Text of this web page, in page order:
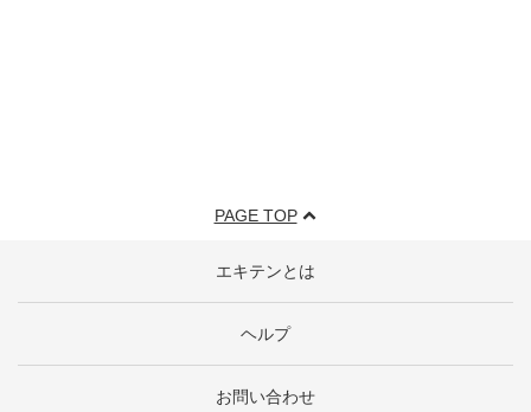
PAGE TOP
エキテンとは
ヘルプ
お問い合わせ